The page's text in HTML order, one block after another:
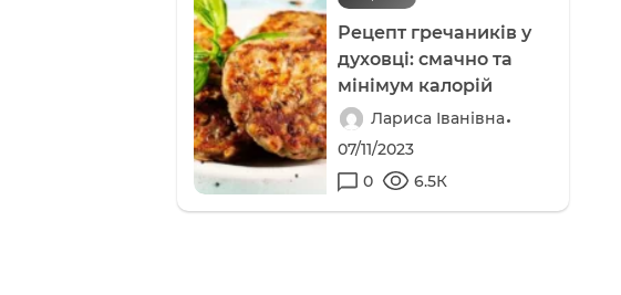
Рецепт гречаників у
духовці: смачно та
мінімум калорій
Лариса Іванівна
07/11/2023
0
6.5К